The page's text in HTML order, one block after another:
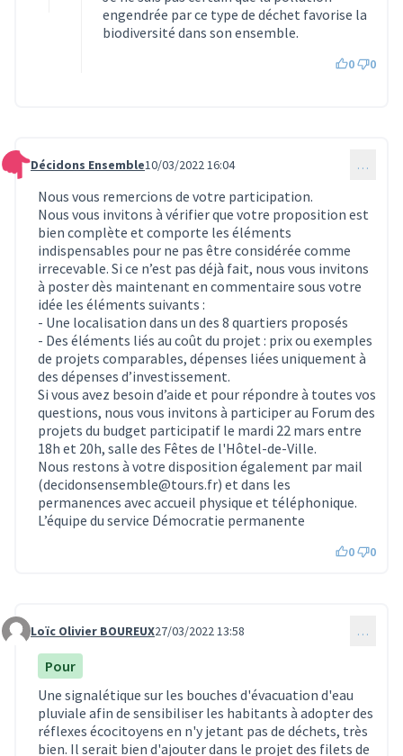
engendrée par ce type de déchet favorise la
biodiversité dans son ensemble.
0 0
Commentaire 172
Décidons Ensemble10/03/2022 16:04 …
Nous vous remercions de votre participation.
Nous vous invitons à vérifier que votre proposition est
bien complète et comporte les éléments
indispensables pour ne pas être considérée comme
irrecevable. Si ce n’est pas déjà fait, nous vous invitons
à poster dès maintenant en commentaire sous votre
idée les éléments suivants :
- Une localisation dans un des 8 quartiers proposés
- Des éléments liés au coût du projet : prix ou exemples
de projets comparables, dépenses liées uniquement à
des dépenses d’investissement.
Si vous avez besoin d’aide et pour répondre à toutes vos
questions, nous vous invitons à participer au Forum des
projets du budget participatif le mardi 22 mars entre
18h et 20h, salle des Fêtes de l'Hôtel-de-Ville.
Nous restons à votre disposition également par mail
(decidonsensemble@tours.fr) et dans les
permanences avec accueil physique et téléphonique.
L’équipe du service Démocratie permanente
0 0
Commentaire 478
Loïc Olivier BOUREUX27/03/2022 13:58 …
Pour
Une signalétique sur les bouches d'évacuation d'eau
pluviale afin de sensibiliser les habitants à adopter des
réflexes écocitoyens en n'y jetant pas de déchets, très
bien. Il serait bien d'ajouter dans le projet des filets de